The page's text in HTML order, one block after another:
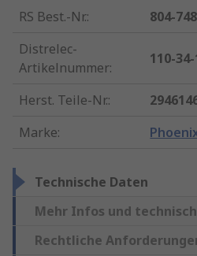
RS Best.-Nr.:
804-
Distrelec-
Artikelnummer:
110-
Herst. Teile-Nr.:
Marke:
Technische Daten
Mehr Infos und
Rechtliche